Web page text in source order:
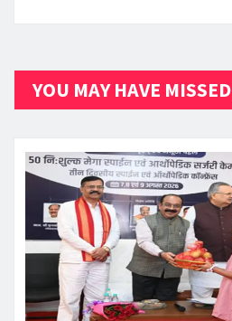
YOU MAY HAVE MISSED